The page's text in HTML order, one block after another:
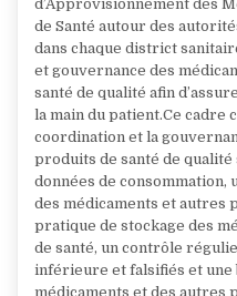
d’Approvisionnement des
de Santé autour des
dans chaque district
et gouvernance des
santé de qualité afin
la main du patient.Ce
coordination et la
produits de santé de
données de
des médicaments et autres
pratique de stockage des
de santé, un contrôle
inférieure et falsifiés et une
médicaments et des autres